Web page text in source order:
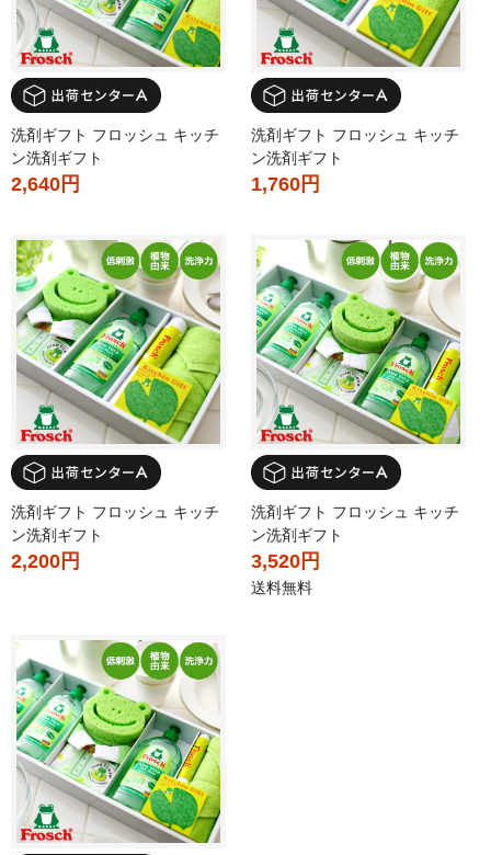
洗剤ギフト フロッシュ キッチ
ン洗剤ギフト
2,640円
洗剤ギフト フロッシュ キッチ
ン洗剤ギフト
1,760円
洗剤ギフト フロッシュ キッチ
ン洗剤ギフト
2,200円
洗剤ギフト フロッシュ キッチ
ン洗剤ギフト
3,520円
送料無料